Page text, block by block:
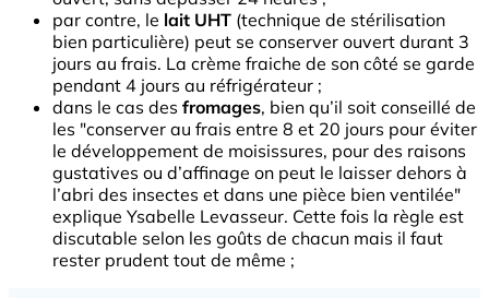
par contre, le lait UHT (technique de stérilisation
bien particulière) peut se conserver ouvert durant 3
jours au frais. La crème fraiche de son côté se garde
pendant 4 jours au réfrigérateur ;
dans le cas des fromages, bien qu’il soit conseillé de
les "conserver au frais entre 8 et 20 jours pour éviter
le développement de moisissures, pour des raisons
gustatives ou d’affinage on peut le laisser dehors à
l’abri des insectes et dans une pièce bien ventilée"
explique Ysabelle Levasseur. Cette fois la règle est
discutable selon les goûts de chacun mais il faut
rester prudent tout de même ;